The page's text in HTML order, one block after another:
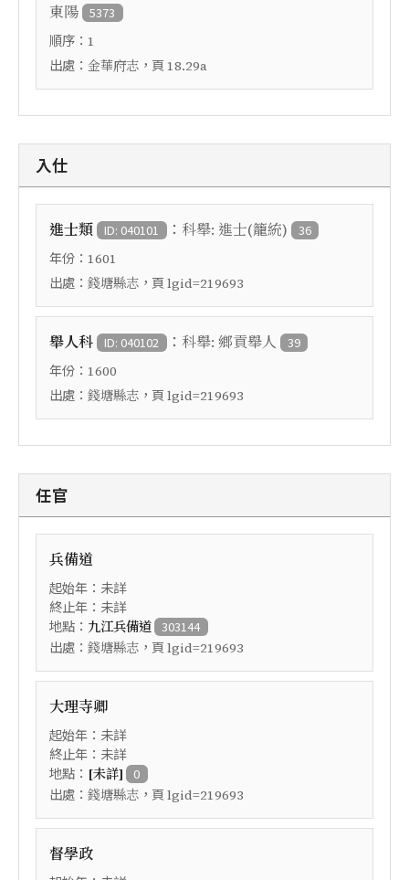
東陽 5373
順序： 1
出處： 金華府志 ，頁 18.29a
入仕
進士類 ID: 040101 ： 科舉: 進士(籠統) 36
年份： 1601
出處： 錢塘縣志 ，頁 lgid=219693
舉人科 ID: 040102 ： 科舉: 鄉貢舉人 39
年份： 1600
出處： 錢塘縣志 ，頁 lgid=219693
任官
兵備道
起始年：未詳
終止年：未詳
地點： 九江兵備道 303144
出處： 錢塘縣志 ，頁 lgid=219693
大理寺卿
起始年：未詳
終止年：未詳
地點： [未詳] 0
出處： 錢塘縣志 ，頁 lgid=219693
督學政